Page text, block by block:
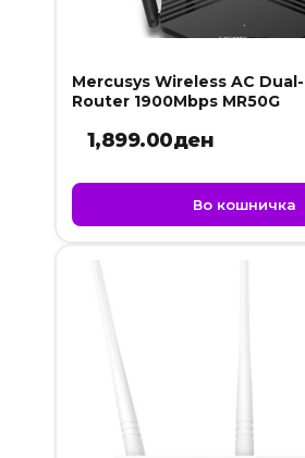
Mercusys Wireless AC
Router 1900Mbps MR50G
1,899.00ден
Во кошничка